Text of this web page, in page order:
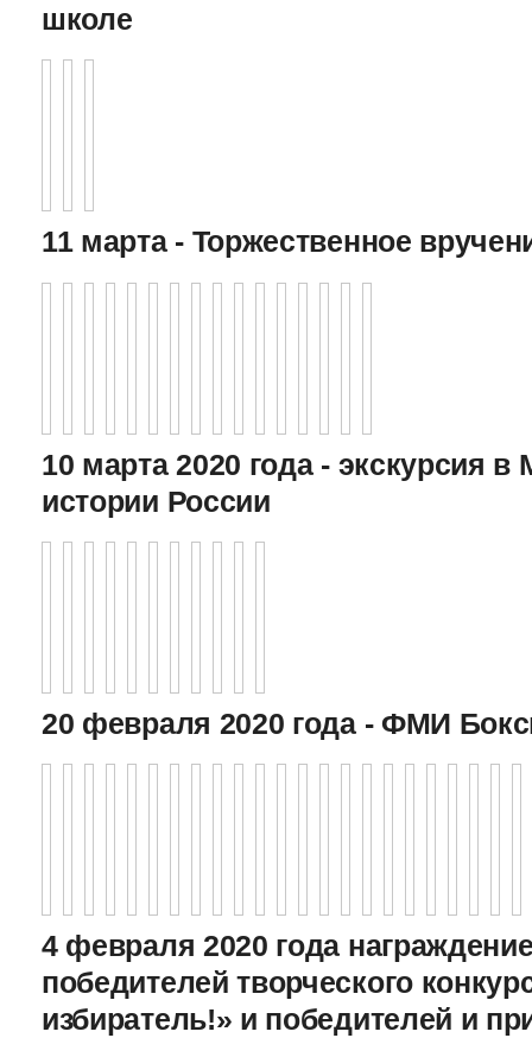
школе
11 марта - Торжественное
10 марта 2020 года - экскурсия в
истории России
20 февраля 2020 года - ФМИ
4 февраля 2020 года
победителей творческого
избиратель!» и победителей и